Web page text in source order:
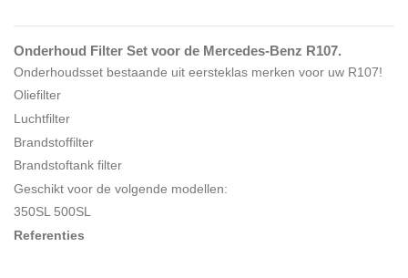
Onderhoud Filter Set voor de Mercedes-Benz R107.
Onderhoudsset bestaande uit eersteklas merken voor uw R107!
Oliefilter
Luchtfilter
Brandstoffilter
Brandstoftank filter
Geschikt voor de volgende modellen:
350SL 500SL
Referenties